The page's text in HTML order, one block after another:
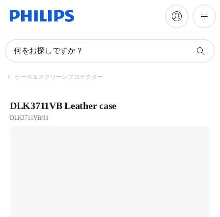
何をお探しですか？
ケース＆スクリーンプロテクター
DLK3711VB Leather case
DLK3711VB/11